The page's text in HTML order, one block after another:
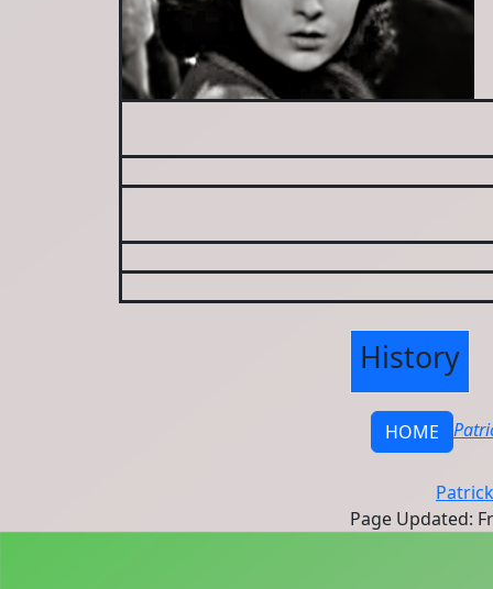
History
HOME
Page Updated: